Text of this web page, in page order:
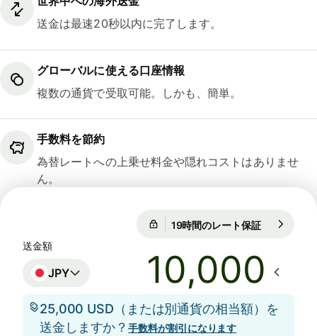
送金は最速20秒以内に完了します。
グローバルに使える口座情報
複数の通貨で受取可能。しかも、簡単。
手数料を節約
為替レートへの上乗せ料金や隠れコストはありませ
ん。
19時間のレート保証
送金額
JPY
25,000 USD（または別通貨の相当額）を
送金しますか？手数料が割引になります